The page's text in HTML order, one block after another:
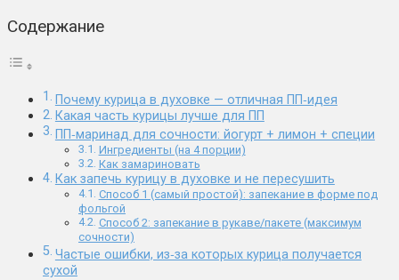
Содержание
Почему курица в духовке — отличная ПП‑идея
Какая часть курицы лучше для ПП
ПП‑маринад для сочности: йогурт + лимон + специи
Ингредиенты (на 4 порции)
Как замариновать
Как запечь курицу в духовке и не пересушить
Способ 1 (самый простой): запекание в форме под
фольгой
Способ 2: запекание в рукаве/пакете (максимум
сочности)
Частые ошибки, из‑за которых курица получается
сухой